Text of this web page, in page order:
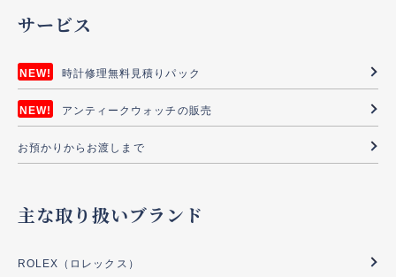
サービス
時計修理無料見積りパック
アンティークウォッチの販売
お預かりからお渡しまで
主な取り扱いブランド
ROLEX（ロレックス）